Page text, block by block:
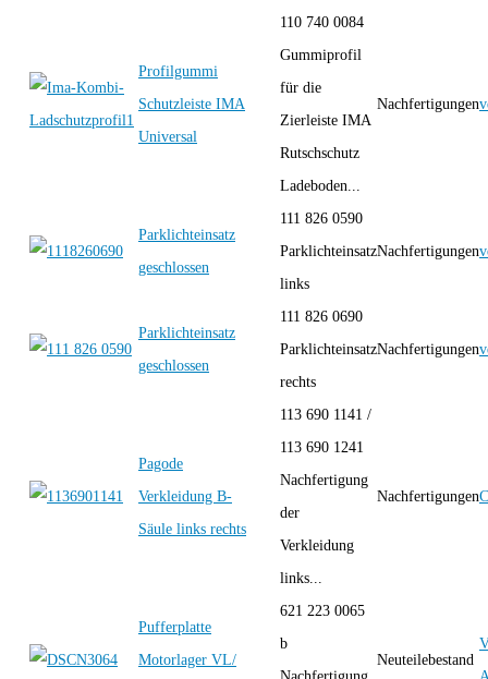
Profilgummi
Schutzleiste IMA
Universal
110 740 0084
Gummiprofil
für die
Zierleiste IMA
Rutschschutz
Ladeboden...
Nachfertigungen
Parklichteinsatz
geschlossen
111 826 0590
Parklichteinsatz
links
Nachfertigungen
Parklichteinsatz
geschlossen
111 826 0690
Parklichteinsatz
rechts
Nachfertigungen
Pagode
Verkleidung B-
Säule links rechts
113 690 1141 /
113 690 1241
Nachfertigung
der
Verkleidung
links...
Nachfertigungen
Pufferplatte
Motorlager VL/
621 223 0065
b
Neuteilebestand